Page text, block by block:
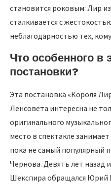
становится роковым: Лир
сталкивается с
неблагодарностью тех,
Что особенного в
постановки?
Эта постановка «Короля
Ленсовета интересна не
оригинального
место в спектакле
пока не самый популярный
Чернова. Девять лет назад
Шекспира обращался Юрий